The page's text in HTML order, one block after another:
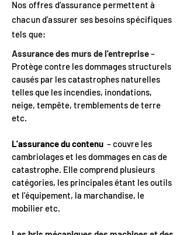
Nos offres d’assurance permettent à
chacun d’assurer ses besoins spécifiques
tels que:
Assurance des murs de l'entreprise–
Protège contre les dommages structurels
causés par les catastrophes naturelles
telles que les incendies, inondations,
neige, tempête, tremblements de terre
etc.
L'assurance du contenu – couvre les
cambriolages et les dommages en cas de
catastrophe. Elle comprend plusieurs
catégories, les principales étant les outils
et l'équipement, la marchandise, le
mobilier etc.